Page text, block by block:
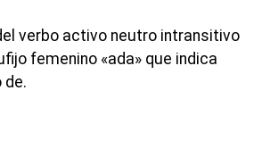
verbo activo neutro intransitivo
femenino «ada» que indica
de.